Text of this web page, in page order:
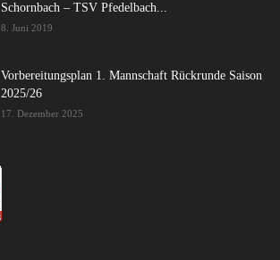
Schornbach – TSV Pfedelbach...
8. Juni 2019
Vorbereitungsplan 1. Mannschaft Rückrunde Saison
2025/26
17. Dezember 2025